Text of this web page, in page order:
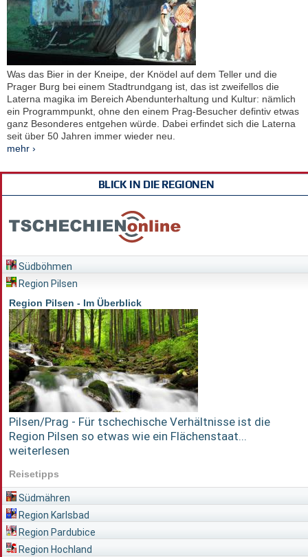
Was das Bier in der Kneipe, der Knödel auf dem Teller und die
Prager Burg bei einem Stadtrundgang ist, das ist zweifellos die
Laterna magika im Bereich Abendunterhaltung und Kultur: nämlich
ein Programmpunkt, ohne den einem Prag-Besucher defintiv etwas
ganz Besonderes entgehen würde. Dabei erfindet sich die Laterna
seit über 50 Jahren immer wieder neu.
mehr ›
BLICK IN DIE REGIONEN
Südböhmen
Region Pilsen
Region Pilsen - Im Überblick
Pilsen/Prag - Für tschechische Verhältnisse ist die
Region Pilsen so etwas wie ein Flächenstaat...
weiterlesen
Reisetipps
Südmähren
Region Karlsbad
Region Pardubice
Region Hochland